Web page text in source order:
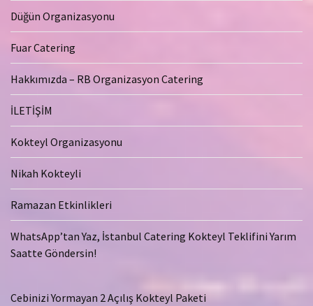
Düğün Organizasyonu
Fuar Catering
Hakkımızda – RB Organizasyon Catering
İLETİŞİM
Kokteyl Organizasyonu
Nikah Kokteyli
Ramazan Etkinlikleri
WhatsApp’tan Yaz, İstanbul Catering Kokteyl Teklifini Yarım
Saatte Göndersin!
Cebinizi Yormayan 2 Açılış Kokteyl Paketi